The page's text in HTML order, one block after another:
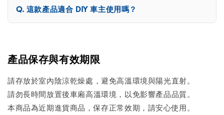
這款產品適合 DIY 車主使用嗎？
產品保存與有效期限
請存放於室內陰涼乾燥處，避免高溫環境與陽光直射。
請勿長時間放置後車廂高溫環境，以免影響產品品質。
本商品為近期進貨商品，保存正常效期，請安心使用。